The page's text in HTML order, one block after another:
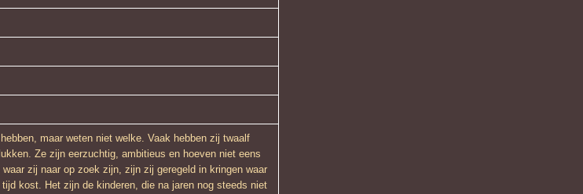
maar weten niet welke. Vaak hebben zij twaalf
Ze zijn eerzuchtig, ambitieus en hoeven niet eens
zij naar op zoek zijn, zijn zij geregeld in kringen waar
kost. Het zijn de kinderen, die na jaren nog steeds niet